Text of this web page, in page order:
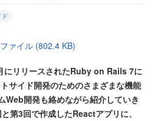
ド
ァイル (802.4 KB)
にリリースされたRuby on Rails 7に
サイド開発のためのさまざまな機能
Web開発も絡めながら紹介していき
第3回で作成したReactアプリに、